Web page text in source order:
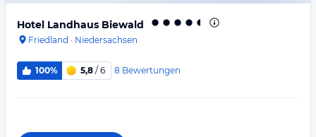
Hotel Landhaus Biewald
Friedland · Niedersachsen
100% 5,8 / 6 8 Bewertungen